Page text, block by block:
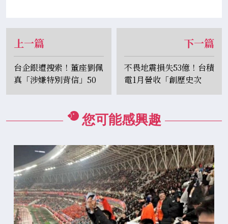
上一篇
台企銀遭搜索！董座劉佩
真「涉嫌特別背信」50
萬元交保
下一篇
不畏地震損失53億！台積
電1月營收「創歷史次
高」新人資長將出爐
您可能感興趣